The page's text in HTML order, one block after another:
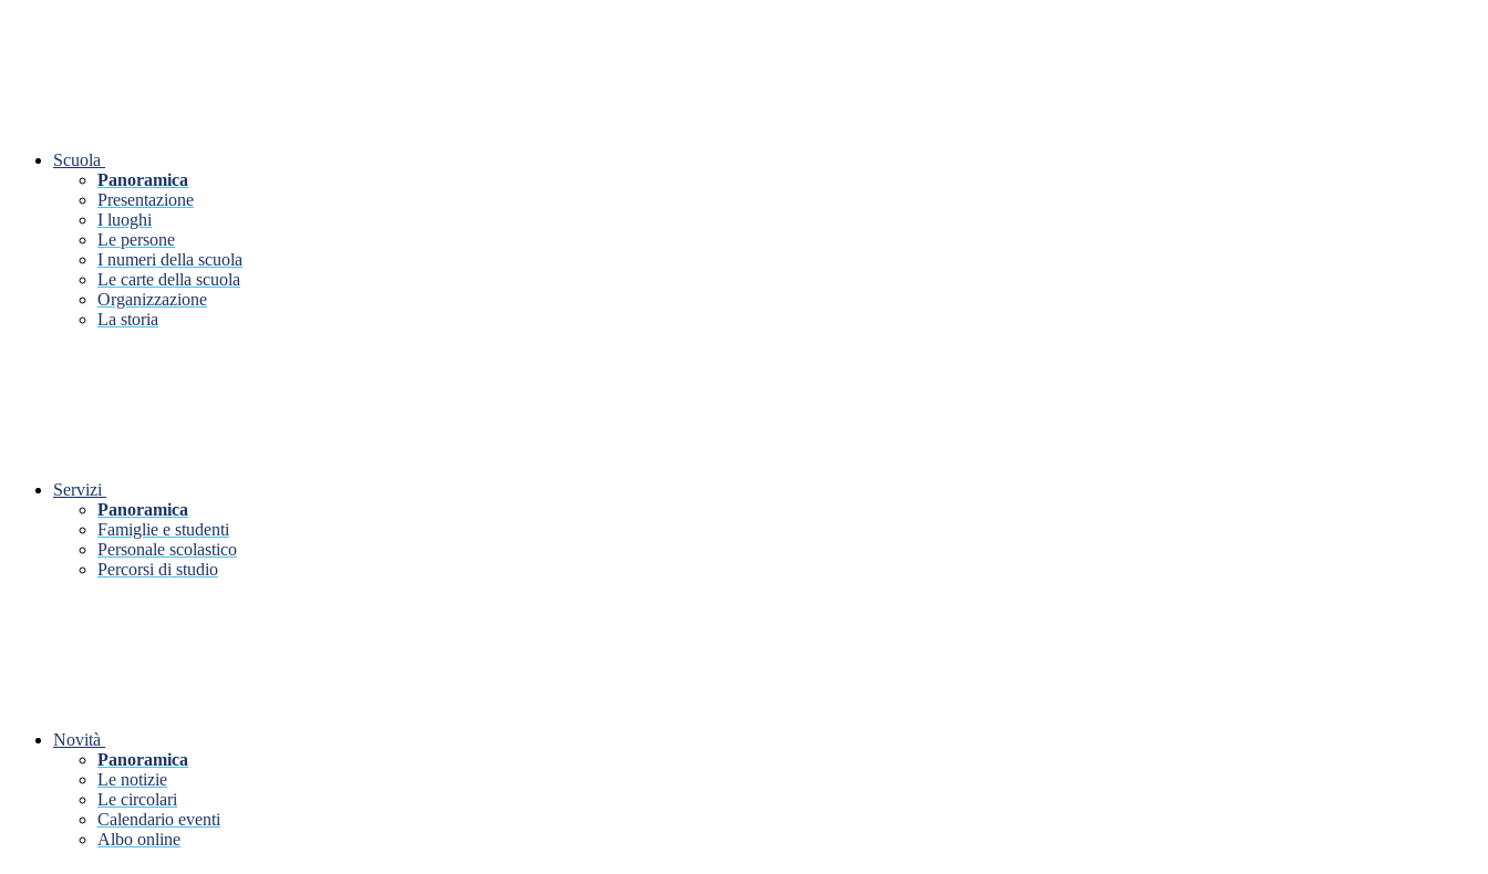
Scuola
Panoramica
Presentazione
I luoghi
Le persone
I numeri della scuola
Le carte della scuola
Organizzazione
La storia
Servizi
Panoramica
Famiglie e studenti
Personale scolastico
Percorsi di studio
Novità
Panoramica
Le notizie
Le circolari
Calendario eventi
Albo online